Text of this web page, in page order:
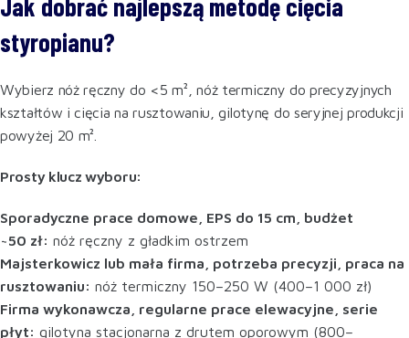
styropianu?
Wybierz nóż ręczny do <5 m², nóż termiczny do precyzyjnych
kształtów i cięcia na rusztowaniu, gilotynę do seryjnej produkcji
powyżej 20 m².
Prosty klucz wyboru:
Sporadyczne prace domowe, EPS do 15 cm, budżet
~50 zł: nóż ręczny z gładkim ostrzem
Majsterkowicz lub mała firma, potrzeba precyzji, praca na
rusztowaniu: nóż termiczny 150–250 W (400–1 000 zł)
Firma wykonawcza, regularne prace elewacyjne, serie
płyt: gilotyna stacjonarna z drutem oporowym (800–